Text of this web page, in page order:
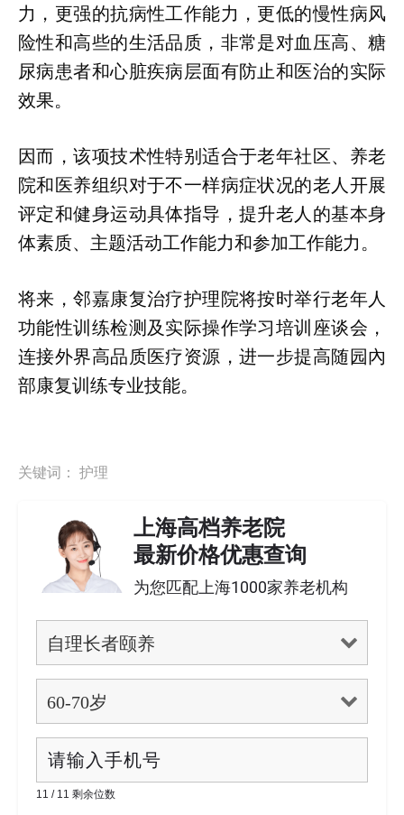
力，更强的抗病性工作能力，更低的慢性病风
险性和高些的生活品质，非常是对血压高、糖
尿病患者和心脏疾病层面有防止和医治的实际
效果。
因而，该项技术性特别适合于老年社区、养老
院和医养组织对于不一样病症状况的老人开展
评定和健身运动具体指导，提升老人的基本身
体素质、主题活动工作能力和参加工作能力。
将来，邻嘉康复治疗护理院将按时举行老年人
功能性训练检测及实际操作学习培训座谈会，
连接外界高品质医疗资源，进一步提高随园內
部康复训练专业技能。
关键词： 护理
上海高档养老院
最新价格优惠查询
为您匹配上海1000家养老机构
11 / 11 剩余位数